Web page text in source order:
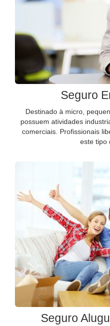
Seguro
Destinado à micro,
possuem atividades
comerciais. Profissionais
este tipo
Seguro